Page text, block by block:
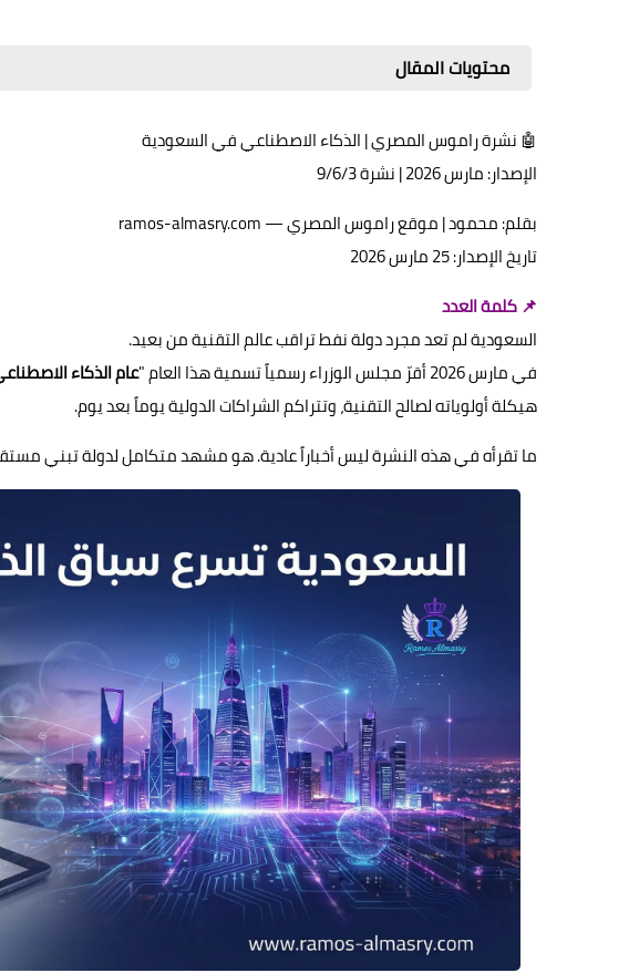
محتويات المقال
🤖 نشرة راموس المصري | الذكاء الاصطناعي في السعودية
الإصدار: مارس 2026 | نشرة 9/6/3
بقلم: محمود | موقع راموس المصري — ramos-almasry.com
تاريخ الإصدار: 25 مارس 2026
📌 كلمة العدد
السعودية لم تعد مجرد دولة نفط تراقب عالم التقنية من بعيد.
في مارس 2026 أقرّ مجلس الوزراء رسمياً تسمية هذا العام "
عام الذكاء
هيكلة أولوياته لصالح التقنية، وتتراكم الشراكات الدولية يوماً بعد يوم.
ما تقرأه في هذه النشرة ليس أخباراً عادية. هو مشهد متكامل لدولة تبني